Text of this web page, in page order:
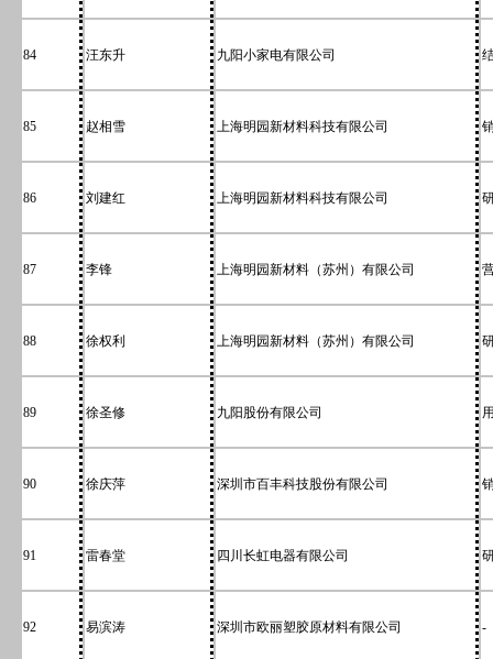
84 汪东升 九阳小家电有限公司
85 赵相雪 上海明园新材料科技有限公司
86 刘建红 上海明园新材料科技有限公司
87 李锋 上海明园新材料（苏州）有限公司
88 徐权利 上海明园新材料（苏州）有限公司
89 徐圣修 九阳股份有限公司
90 徐庆萍 深圳市百丰科技股份有限公司
91 雷春堂 四川长虹电器有限公司
92 易滨涛 深圳市欧丽塑胶原材料有限公司 -